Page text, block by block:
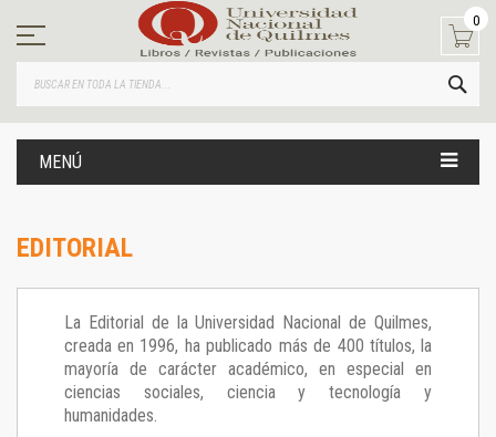
contenido
0
MENÚ
EDITORIAL
La Editorial de la Universidad Nacional de Quilmes,
creada en 1996, ha publicado más de 400 títulos, la
mayoría de carácter académico, en especial en
ciencias sociales, ciencia y tecnología y
humanidades.